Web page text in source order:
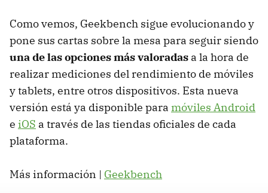
Como vemos, Geekbench sigue evolucionando y
pone sus cartas sobre la mesa para seguir siendo
una de las opciones más valoradas a la hora de
realizar mediciones del rendimiento de móviles
y tablets, entre otros dispositivos. Esta nueva
versión está ya disponible para móviles Android
e iOS a través de las tiendas oficiales de cada
plataforma.
Más información | Geekbench